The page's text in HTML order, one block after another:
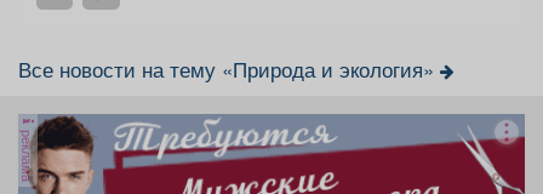
Все новости на тему «Природа и экология»
реклама